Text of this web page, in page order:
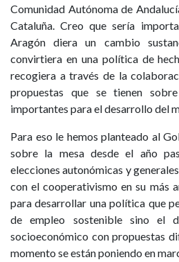
Comunidad Autónoma de
Cataluña. Creo que sería
Aragón diera un cambio
convirtiera en una política de
recogiera a través de la
propuestas que se tienen
importantes para el desarrollo del
Para eso le hemos planteado al
sobre la mesa desde el año
elecciones autonómicas y
con el cooperativismo en su más
para desarrollar una política que
de empleo sostenible sino el
socioeconómico con propuestas
momento se están poniendo en